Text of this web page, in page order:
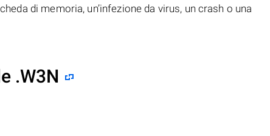
di memoria, un’infezione da virus, un crash o una
.W3N